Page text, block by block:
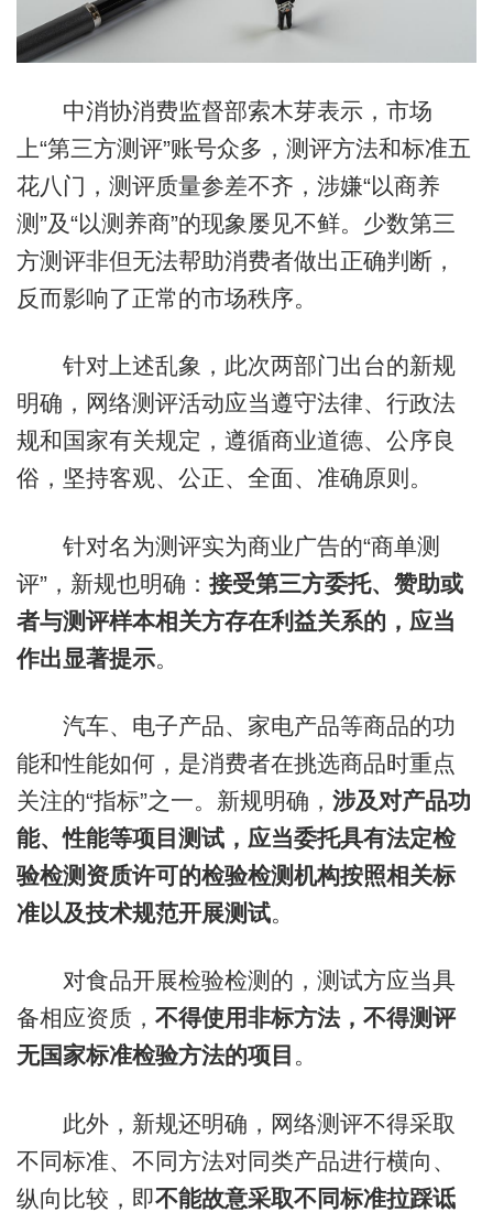
中消协消费监督部索木芽表示，市场
上“第三方测评”账号众多，测评方法和标准五
花八门，测评质量参差不齐，涉嫌“以商养
测”及“以测养商”的现象屡见不鲜。少数第三
方测评非但无法帮助消费者做出正确判断，
反而影响了正常的市场秩序。
针对上述乱象，此次两部门出台的新规
明确，网络测评活动应当遵守法律、行政法
规和国家有关规定，遵循商业道德、公序良
俗，坚持客观、公正、全面、准确原则。
针对名为测评实为商业广告的“商单测
评”，新规也明确： 接受第三方委托、赞助或
者与测评样本相关方存在利益关系的，应当
作出显著提示。
汽车、电子产品、家电产品等商品的功
能和性能如何，是消费者在挑选商品时重点
关注的“指标”之一。新规明确， 涉及对产品功
能、性能等项目测试，应当委托具有法定检
验检测资质许可的检验检测机构按照相关标
准以及技术规范开展测试。
对食品开展检验检测的，测试方应当具
备相应资质， 不得使用非标方法，不得测评
无国家标准检验方法的项目 。
此外，新规还明确，网络测评不得采取
不同标准、不同方法对同类产品进行横向、
纵向比较，即不能故意采取不同标准拉踩诋